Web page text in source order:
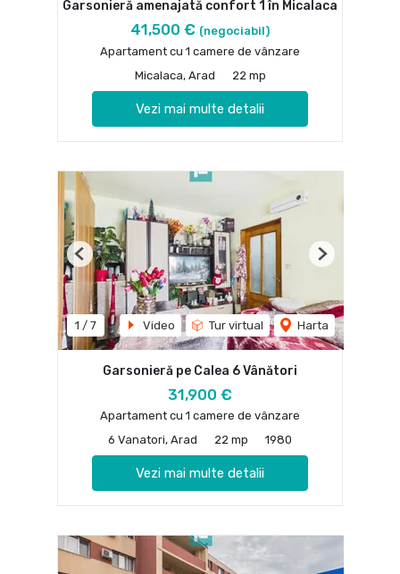
Garsonieră amenajată confort 1 în Micalaca
41,500 € (negociabil)
Apartament cu 1 camere de vânzare
Micalaca, Arad
22 mp
Vezi mai multe detalii
1 / 7 Video Tur virtual Harta
Previous Next
Garsonieră pe Calea 6 Vânători
31,900 €
Apartament cu 1 camere de vânzare
6 Vanatori, Arad
22 mp 1980
Vezi mai multe detalii